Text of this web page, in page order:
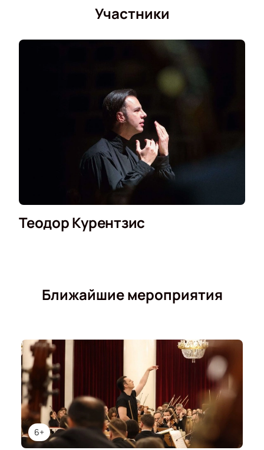
Участники
Теодор Курентзис
Ближайшие мероприятия
6+